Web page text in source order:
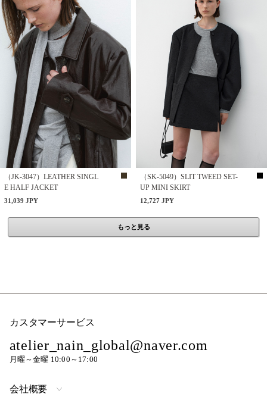
（JK-3047）LEATHER SINGL
E HALF JACKET
31,039 JPY
（SK-5049）SLIT TWEED SET-
UP MINI SKIRT
12,727 JPY
もっと見る
カスタマーサービス
atelier_nain_global@naver.com
月曜～金曜 10:00～17:00
会社概要